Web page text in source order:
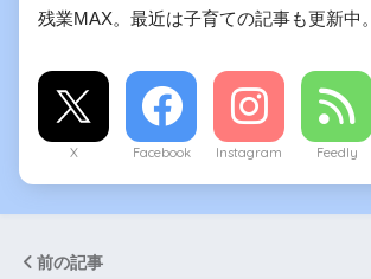
残業MAX。最近は子育ての記事も更新中。
X Facebook Instagram Feedly
前の記事